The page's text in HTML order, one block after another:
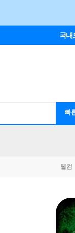
국내
빠
웰컴